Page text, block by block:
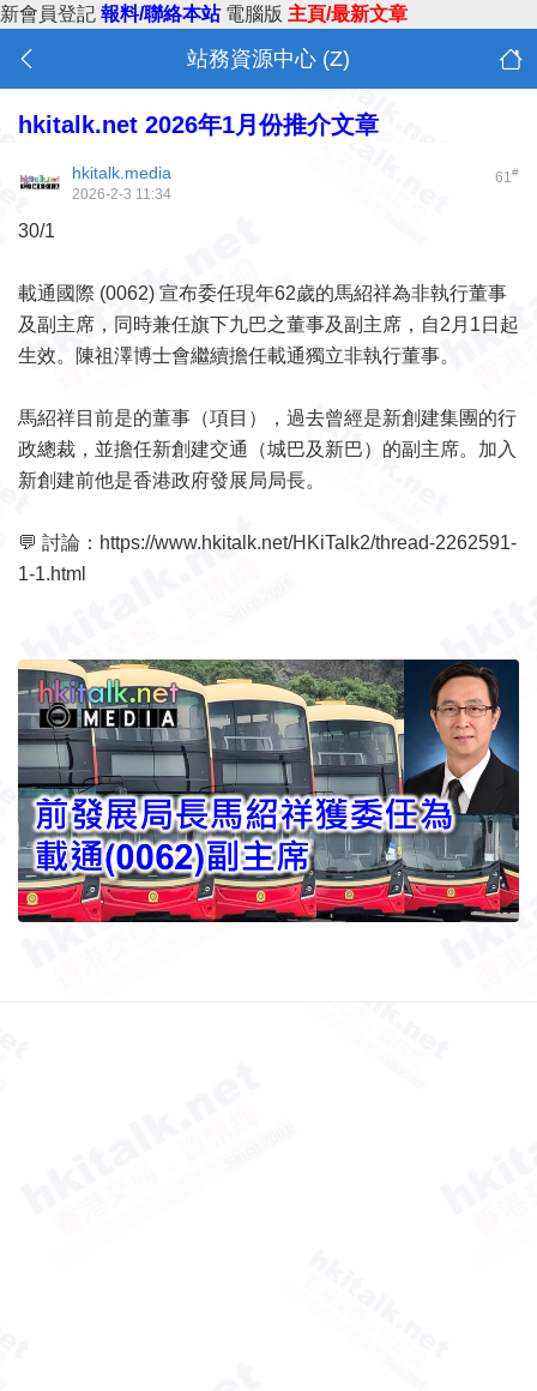
新會員登記 報料/聯絡本站 電腦版 主頁/最新文章
站務資源中心 (Z)
hkitalk.net 2026年1月份推介文章
61#
hkitalk.media
2026-2-3 11:34
30/1
載通國際 (0062) 宣布委任現年62歲的馬紹祥為非執行董事
及副主席，同時兼任旗下九巴之董事及副主席，自2月1日起
生效。陳祖澤博士會繼續擔任載通獨立非執行董事。
馬紹祥目前是的董事（項目），過去曾經是新創建集團的行
政總裁，並擔任新創建交通（城巴及新巴）的副主席。加入
新創建前他是香港政府發展局局長。
💬 討論： https://www.hkitalk.net/HKiTalk2/thread-2262591-
1-1.html